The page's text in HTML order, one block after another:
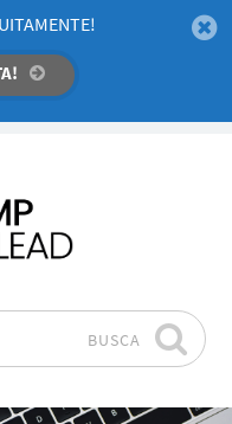
BUSCA